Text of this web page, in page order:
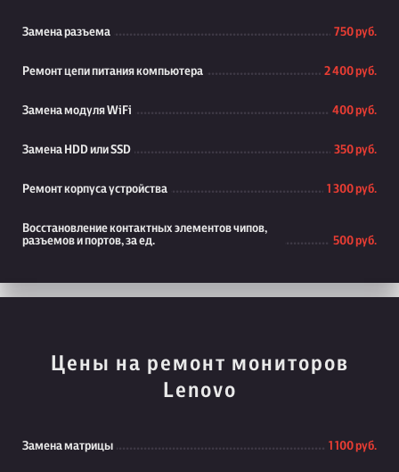
Замена разъема 750 руб.
Ремонт цепи питания компьютера 2 400 руб.
Замена модуля WiFi 400 руб.
Замена HDD или SSD 350 руб.
Ремонт корпуса устройства 1 300 руб.
Восстановление контактных элементов чипов,
разъемов и портов, за ед.
500 руб.
Цены на ремонт мониторов
Lenovo
Замена матрицы 1 100 руб.